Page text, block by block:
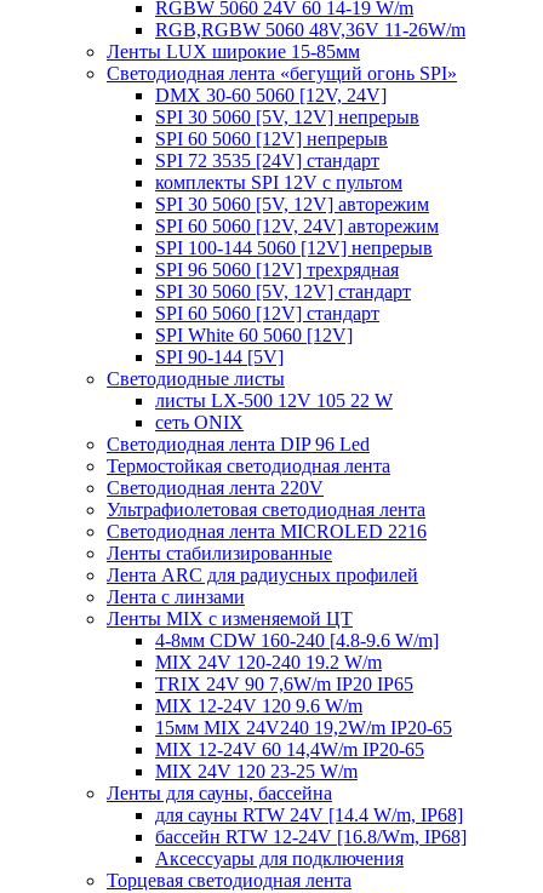
RGBW 5060 24V 60 14-19 W/m
RGB,RGBW 5060 48V,36V 11-26W/m
Ленты LUX широкие 15-85мм
Светодиодная лента «бегущий огонь SPI»
DMX 30-60 5060 [12V, 24V]
SPI 30 5060 [5V, 12V] непрерыв
SPI 60 5060 [12V] непрерыв
SPI 72 3535 [24V] стандарт
комплекты SPI 12V с пультом
SPI 30 5060 [5V, 12V] авторежим
SPI 60 5060 [12V, 24V] авторежим
SPI 100-144 5060 [12V] непрерыв
SPI 96 5060 [12V] трехрядная
SPI 30 5060 [5V, 12V] стандарт
SPI 60 5060 [12V] стандарт
SPI White 60 5060 [12V]
SPI 90-144 [5V]
Светодиодные листы
листы LX-500 12V 105 22 W
сеть ONIX
Светодиодная лента DIP 96 Led
Термостойкая светодиодная лента
Светодиодная лента 220V
Ультрафиолетовая светодиодная лента
Светодиодная лента MICROLED 2216
Ленты стабилизированные
Лента ARC для радиусных профилей
Лента с линзами
Ленты MIX с изменяемой ЦТ
4-8мм CDW 160-240 [4.8-9.6 W/m]
MIX 24V 120-240 19.2 W/m
TRIX 24V 90 7,6W/m IP20 IP65
MIX 12-24V 120 9.6 W/m
15мм MIX 24V240 19,2W/m IP20-65
MIX 12-24V 60 14,4W/m IP20-65
MIX 24V 120 23-25 W/m
Ленты для сауны, бассейна
для сауны RTW 24V [14.4 W/m, IP68]
бассейн RTW 12-24V [16.8/Wm, IP68]
Аксессуары для подключения
Торцевая светодиодная лента